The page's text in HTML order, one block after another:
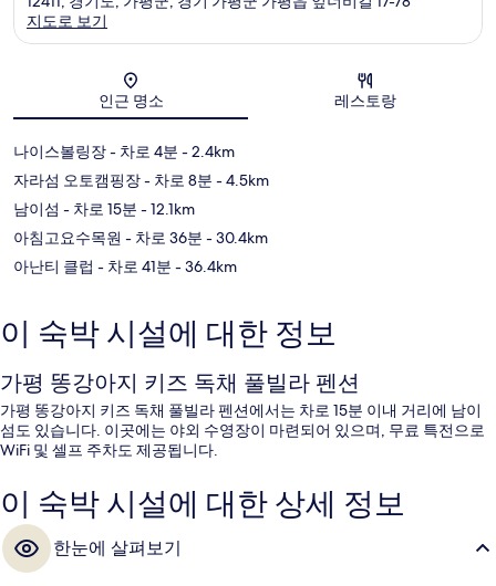
지도로 보기
인근 명소 레스토랑
나이스볼링장- 차로 4분 - 2.4km
자라섬 오토캠핑장- 차로 8분 - 4.5km
남이섬 - 차로 15분 - 12.1km
아침고요수목원 - 차로 36분 - 30.4km
아난티 클럽 - 차로 41분 - 36.4km
이 숙박 시설에 대한 정보
가평 똥강아지 키즈 독채 풀빌라 펜션
가평 똥강아지 키즈 독채 풀빌라 펜션에서는 차로 15분 이내 거리에 남이
섬도 있습니다. 이곳에는 야외 수영장이 마련되어 있으며, 무료 특전으로
WiFi 및 셀프 주차도 제공됩니다.
이 숙박 시설에 대한 상세 정보
한눈에 살펴보기